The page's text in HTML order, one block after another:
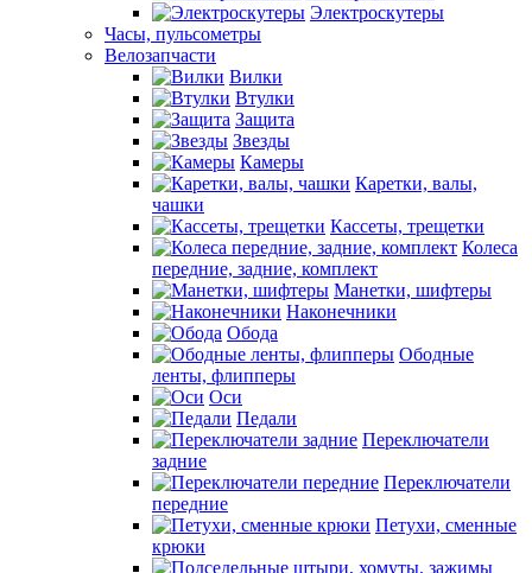
Электроскутеры
Часы, пульсометры
Велозапчасти
Вилки
Втулки
Защита
Звезды
Камеры
Каретки, валы,
чашки
Кассеты, трещетки
Колеса
передние, задние, комплект
Манетки, шифтеры
Наконечники
Обода
Ободные
ленты, флипперы
Оси
Педали
Переключатели
задние
Переключатели
передние
Петухи, сменные
крюки